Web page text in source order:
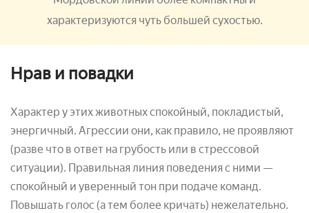
характеризуются чуть большей сухостью.
Нрав и повадки
Характер у этих животных спокойный, покладистый,
энергичный. Агрессии они, как правило, не проявляют
(разве что в ответ на грубость или в стрессовой
ситуации). Правильная линия поведения с ними —
спокойный и уверенный тон при подаче команд.
Повышать голос (а тем более кричать) нежелательно.